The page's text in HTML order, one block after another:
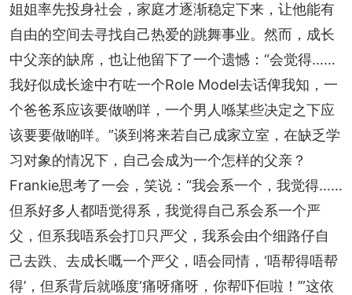
姐姐率先投身社会，家庭才逐渐稳定下来，让他能有
自由的空间去寻找自己热爱的跳舞事业。然而，成长
中父亲的缺席，也让他留下了一个遗憾：“会觉得……
我好似成长途中冇咗一个Role Model去话俾我知，一
个爸爸系应该要做啲咩，一个男人喺某些决定之下应
该要要做啲咩。”谈到将来若自己成家立室，在缺乏学
习对象的情况下，自己会成为一个怎样的父亲？
Frankie思考了一会，笑说：“我会系一个，我觉得……
但系好多人都唔觉得系，我觉得自己系会系一个严
父，但系我唔系会打𠮶只严父，我系会由个细路仔自
己去跌、去成长嘅一个严父，唔会同情，‘唔帮得唔帮
得’，但系背后就喺度‘痛呀痛呀，你帮吓佢啦！’”这依